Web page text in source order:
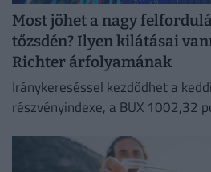
Most jöhet a nagy
tőzsdén? Ilyen kilátásai
Richter árfolyamának
Iránykereséssel kezdődhet a
részvényindexe, a BUX 1002,32